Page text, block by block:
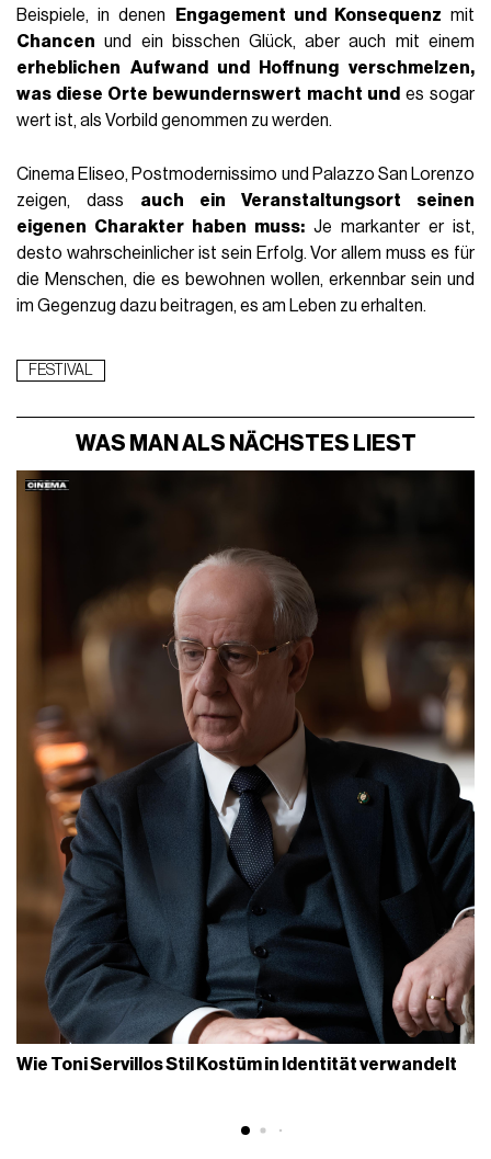
Beispiele, in denen
Engagement und Konsequenz mit
Chancen und ein bisschen Glück, aber auch mit einem
erheblichen Aufwand und Hoffnung verschmelzen,
was diese Orte bewundernswert macht und es sogar
wert ist, als Vorbild genommen zu werden.
Cinema Eliseo, Postmodernissimo und Palazzo San Lorenzo
zeigen, dass auch ein Veranstaltungsort seinen
eigenen Charakter haben muss: Je markanter er ist,
desto wahrscheinlicher ist sein Erfolg. Vor allem muss es für
die Menschen, die es bewohnen wollen, erkennbar sein und
im Gegenzug dazu beitragen, es am Leben zu erhalten.
FESTIVAL
WAS MAN ALS NÄCHSTES LIEST
Wie Toni Servillos Stil Kostüm in Identität verwandelt